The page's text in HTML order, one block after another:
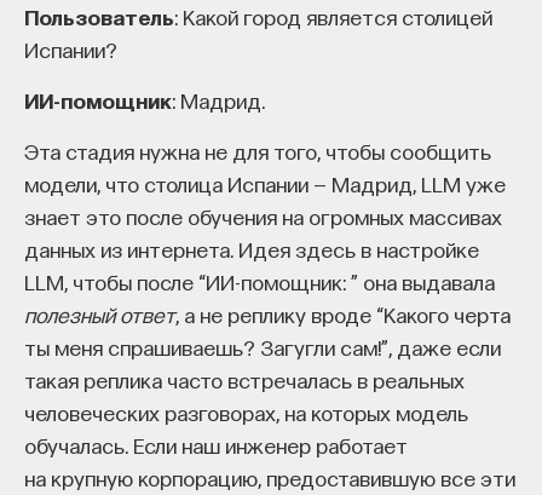
Пользователь: Какой город является столицей
Испании?
ИИ-помощник: Мадрид.
Эта стадия нужна не для того, чтобы сообщить
модели, что столица Испании — Мадрид, LLM уже
знает это после обучения на огромных массивах
данных из интернета. Идея здесь в настройке
LLM, чтобы после “ИИ-помощник: ” она выдавала
полезный ответ, а не реплику вроде “Какого черта
ты меня спрашиваешь? Загугли сам!”, даже если
такая реплика часто встречалась в реальных
человеческих разговорах, на которых модель
обучалась. Если наш инженер работает
на крупную корпорацию, предоставившую все эти